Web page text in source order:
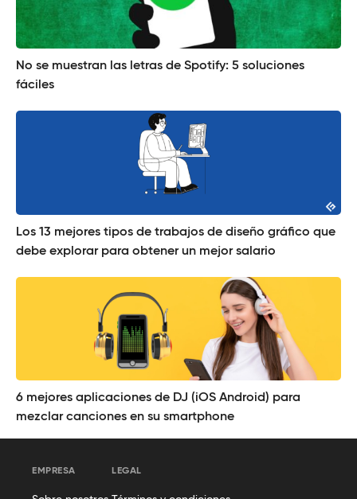
No se muestran las letras de Spotify: 5 soluciones
fáciles
Los 13 mejores tipos de trabajos de diseño gráfico que
debe explorar para obtener un mejor salario
6 mejores aplicaciones de DJ (iOS Android) para
mezclar canciones en su smartphone
EMPRESA LEGAL